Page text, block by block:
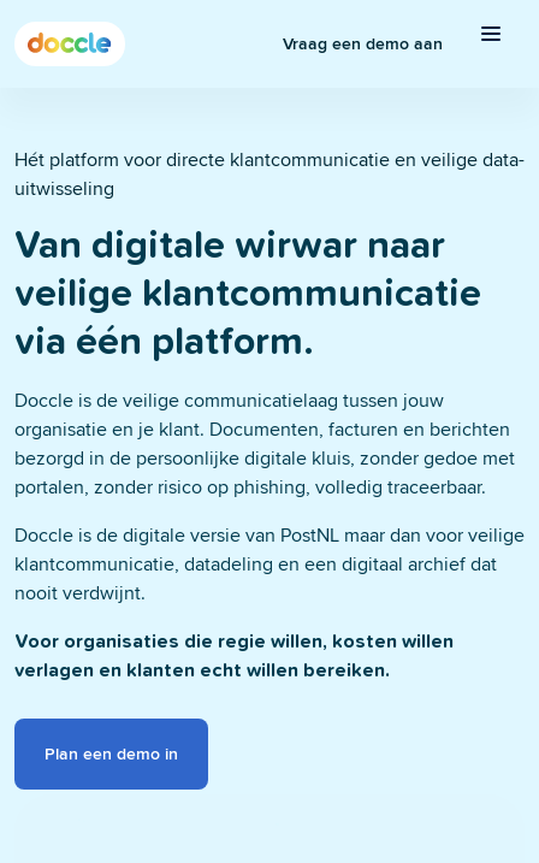
Vraag een demo aan
Hét platform voor directe klantcommunicatie en veilige data-
uitwisseling
Van digitale wirwar naar
veilige klantcommunicatie
via één platform.
Doccle is de veilige communicatielaag tussen jouw
organisatie en je klant. Documenten, facturen en berichten
bezorgd in de persoonlijke digitale kluis, zonder gedoe met
portalen, zonder risico op phishing, volledig traceerbaar.
Doccle is de digitale versie van PostNL maar dan voor veilige
klantcommunicatie, datadeling en een digitaal archief dat
nooit verdwijnt.
Voor organisaties die regie willen, kosten willen
verlagen en klanten echt willen bereiken.
Plan een demo in